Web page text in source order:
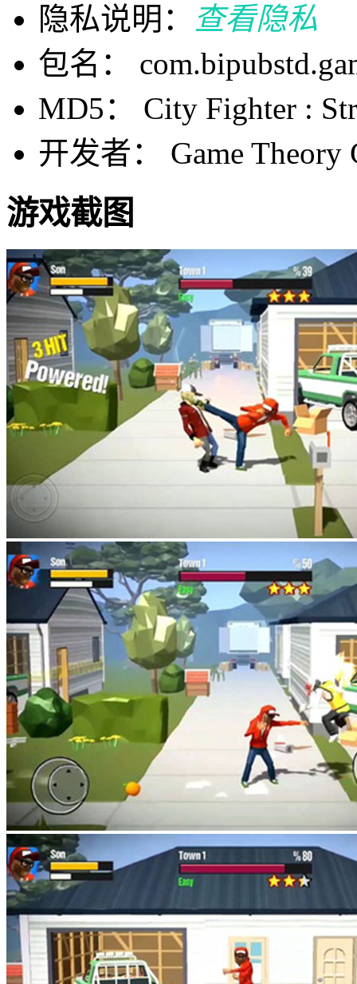
隐私说明：
查看隐私
包名：
MD5： City Fighter :
开发者： Game Theory
游戏截图